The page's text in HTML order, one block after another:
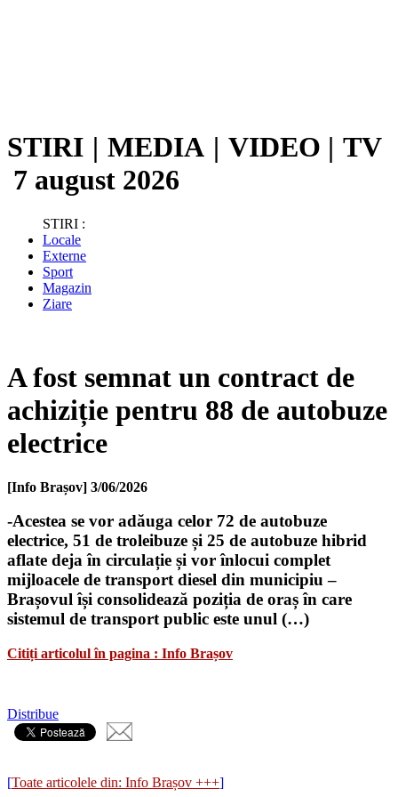
STIRI | MEDIA | VIDEO | TV
7 august 2026
STIRI :
Locale
Externe
Sport
Magazin
Ziare
A fost semnat un contract de
achiziție pentru 88 de autobuze
electrice
[Info Brașov] 3/06/2026
-Acestea se vor adăuga celor 72 de autobuze
electrice, 51 de troleibuze și 25 de autobuze hibrid
aflate deja în circulație și vor înlocui complet
mijloacele de transport diesel din municipiu –
Brașovul își consolidează poziția de oraș în care
sistemul de transport public este unul (…)
Citiți articolul în pagina : Info Brașov
Distribue
[Toate articolele din: Info Brașov +++]